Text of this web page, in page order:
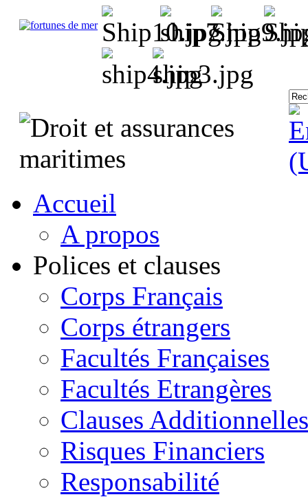
Accueil
A propos
Polices et clauses
Corps Français
Corps étrangers
Facultés Françaises
Facultés Etrangères
Clauses Additionnelles
Risques Financiers
Responsabilité